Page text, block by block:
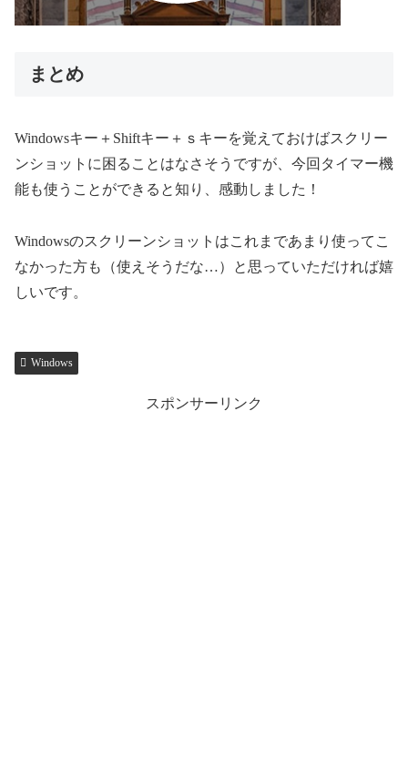
まとめ
Windowsキー＋Shiftキー＋ｓキーを覚えておけばスクリー
ンショットに困ることはなさそうですが、今回タイマー機
能も使うことができると知り、感動しました！
Windowsのスクリーンショットはこれまであまり使ってこ
なかった方も（使えそうだな…）と思っていただければ嬉
しいです。
Windows
スポンサーリンク